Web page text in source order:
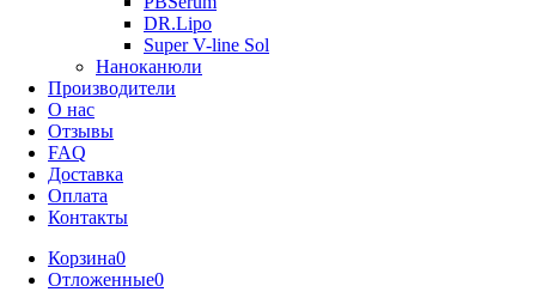
DR.Lipo
Super V-line Sol
Наноканюли
Производители
О нас
Отзывы
FAQ
Доставка
Оплата
Контакты
Корзина0
Отложенные0